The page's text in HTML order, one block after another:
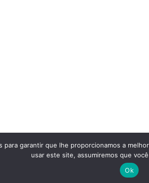
para garantir que lhe proporcionamos a
usar este site, assumiremos que
Ok